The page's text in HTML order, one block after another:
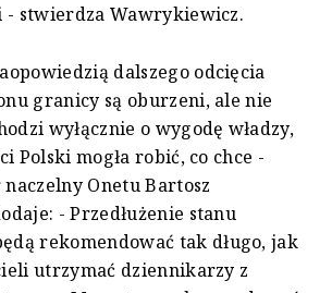
stwierdza Wawrykiewicz.
dalszego odcięcia
granicy są oburzeni, ale nie
wyłącznie o wygodę władzy,
Polski mogła robić, co chce -
Onetu Bartosz
- Przedłużenie stanu
rekomendować tak długo, jak
utrzymać dziennikarzy z